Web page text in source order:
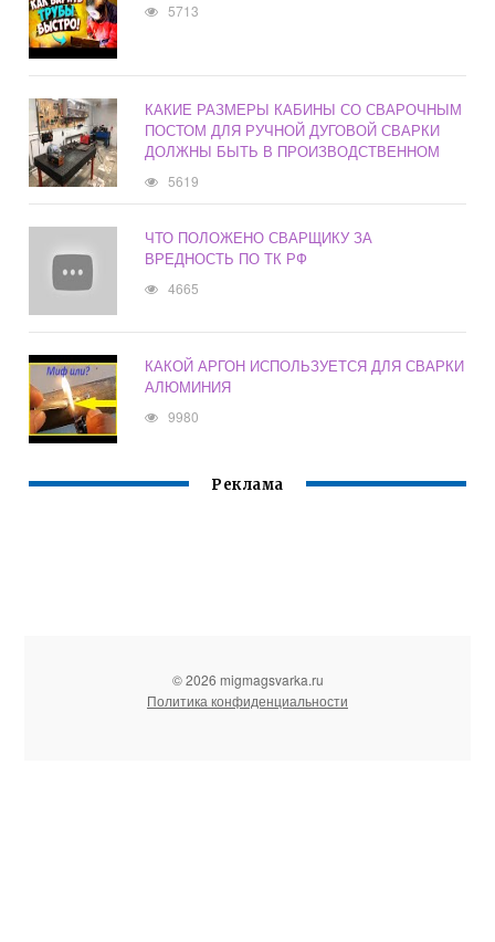
5713
КАКИЕ РАЗМЕРЫ КАБИНЫ СО СВАРОЧНЫМ
ПОСТОМ ДЛЯ РУЧНОЙ ДУГОВОЙ СВАРКИ
ДОЛЖНЫ БЫТЬ В ПРОИЗВОДСТВЕННОМ
5619
ЧТО ПОЛОЖЕНО СВАРЩИКУ ЗА
ВРЕДНОСТЬ ПО ТК РФ
4665
КАКОЙ АРГОН ИСПОЛЬЗУЕТСЯ ДЛЯ СВАРКИ
АЛЮМИНИЯ
9980
Реклама
© 2026 migmagsvarka.ru
Политика конфиденциальности